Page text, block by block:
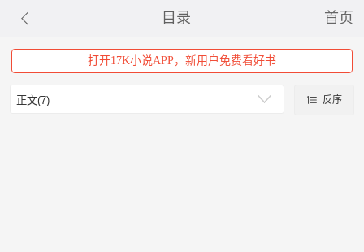
目录 首页
打开17K小说APP，新用户免费看好书
反序